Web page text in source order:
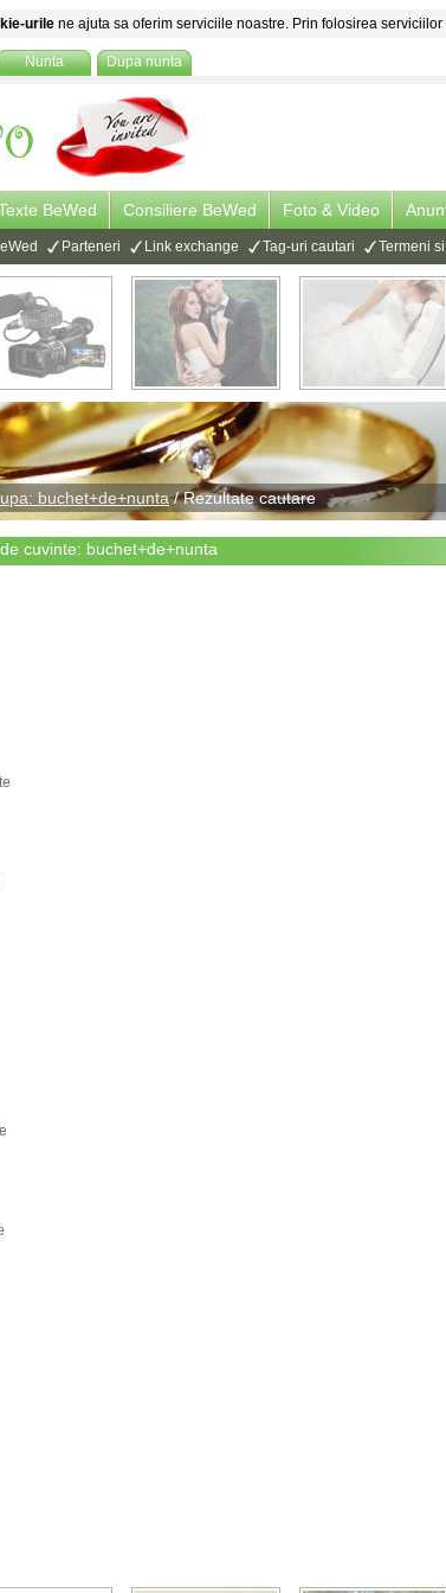
urile ne ajuta sa oferim serviciile noastre. Prin folosirea
Nunta Dupa nunta
BeWed Consiliere BeWed Foto & Video
Parteneri Link exchange Tag-uri cautari Termeni
buchet+de+nunta/ Rezultate cautare
cuvinte: buchet+de+nunta